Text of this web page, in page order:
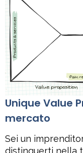
Unique Value
mercato
Sei un